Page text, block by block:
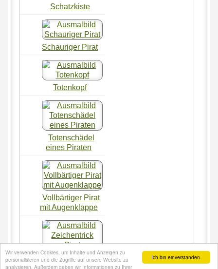
Ich bin einverstanden.
Wir verwenden Cookies, um Inhalte und Anzeigen zu
personalisieren und die Zugriffe auf unsere Website zu
analysieren. Außerdem geben wir Informationen zu Ihrer
Schatzkiste
Schauriger Pirat
Totenkopf
Totenschädel
eines Piraten
Vollbärtiger Pirat
mit Augenklappe
Zeichentrick Pirat